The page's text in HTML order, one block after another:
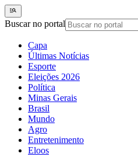
Buscar no portal
Capa
Últimas Notícias
Esporte
Eleições 2026
Política
Minas Gerais
Brasil
Mundo
Agro
Entretenimento
Eloos